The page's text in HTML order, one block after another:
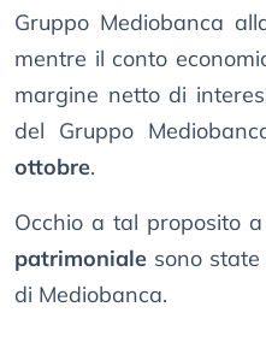
Gruppo Mediobanca
mentre il conto
margine netto di
del Gruppo
ottobre.
Occhio a tal proposito
patrimoniale sono
di Mediobanca.